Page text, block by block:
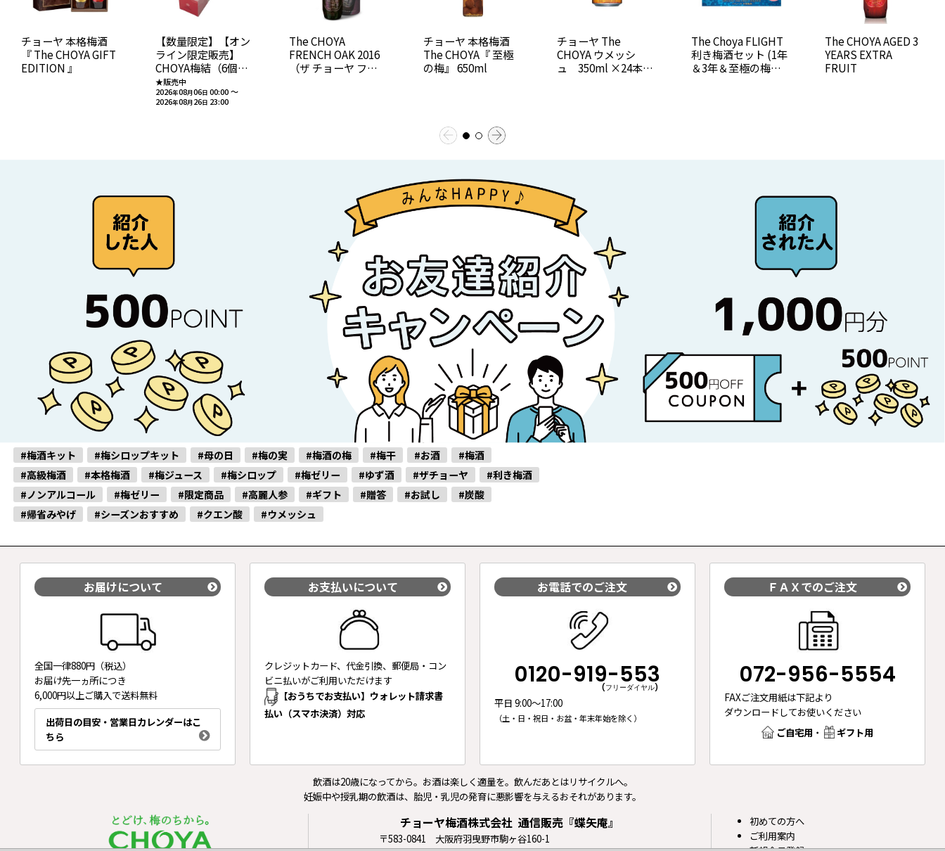
チョーヤ 本格梅酒
『 The CHOYA GIFT
EDITION 』
【数量限定】【オン
ライン限定販売】
CHOYA梅結（6個
入）No.104
★販売中
2026年08月06日 00:00 ～
2026年08月26日 23:00
The CHOYA
FRENCH OAK 2016
（ザ チョーヤ フレ
チョーヤ 本格梅酒
The CHOYA『 至極
の梅』 650ml
チョーヤ The
CHOYA ウメッシ
ュ 350ml ×24本
The Choya FLIGHT
利き梅酒セット (1年
＆3年＆至極の梅 3
The CHOYA AGED 3
YEARS EXTRA
FRUIT
#梅酒キット #梅シロップキット #母の日 #梅の実 #梅酒の梅 #梅干 #お酒
#梅酒
#高級梅酒
#本格梅酒 #梅ジュース #梅シロップ #梅ゼリー #ゆず酒 #ザチョーヤ
#利き梅酒
#ノンアルコール
#梅ゼリー #限定商品 #高麗人参 #ギフト #贈答 #お試し
#炭酸
#帰省みやげ
#シーズンおすすめ #クエン酸 #ウメッシュ
お届けについて
全国一律880円（税込）
お届け先一ヵ所につき
6,000円以上ご購入で送料無料
出荷日の目安・営業日カレンダーはこ
ちら
お支払いについて
クレジットカード、代金引換、郵便局・コン
ビニ払いがご利用いただけます
【おうちでお支払い】ウォレット請求書
払い（スマホ決済）対応
お電話でのご注文
0120-919-553
(フリーダイヤル)
平日 9:00～17:00
（土・日・祝日・お盆・年末年始を除く）
ＦＡＸでのご注文
072-956-5554
FAXご注文用紙は下記より
ダウンロードしてお使いください
ご自宅用 ・ ギフト用
飲酒は20歳になってから。お酒は楽しく適量を。飲んだあとはリサイクルへ。
妊娠中や授乳期の飲酒は、胎児・乳児の発育に悪影響を与えるおそれがあります。
チョーヤ梅酒株式会社 通信販売『蝶矢庵』
〒583-0841 大阪府羽曳野市駒ヶ谷160-1
初めての方へ
ご利用案内